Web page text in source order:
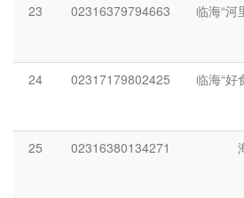
23
02316379794663
临海“河
24
02317179802425
临海“好
25
02316380134271